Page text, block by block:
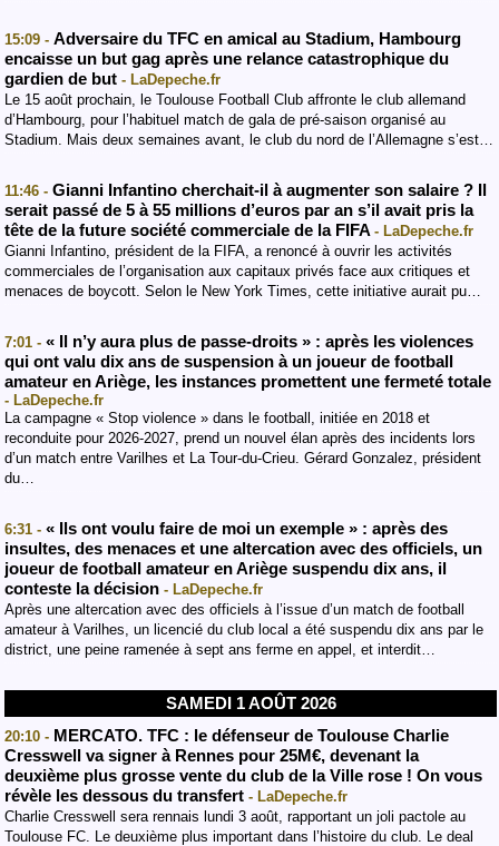
15:09 - Adversaire du TFC en amical au Stadium, Hambourg
encaisse un but gag après une relance catastrophique du
gardien de but - LaDepeche.fr
Le 15 août prochain, le Toulouse Football Club affronte le club allemand
d’Hambourg, pour l’habituel match de gala de pré-saison organisé au
Stadium. Mais deux semaines avant, le club du nord de l’Allemagne s’est…
11:46 - Gianni Infantino cherchait-il à augmenter son salaire ? Il
serait passé de 5 à 55 millions d’euros par an s’il avait pris la
tête de la future société commerciale de la FIFA - LaDepeche.fr
Gianni Infantino, président de la FIFA, a renoncé à ouvrir les activités
commerciales de l’organisation aux capitaux privés face aux critiques et
menaces de boycott. Selon le New York Times, cette initiative aurait pu…
7:01 - « Il n’y aura plus de passe-droits » : après les violences
qui ont valu dix ans de suspension à un joueur de football
amateur en Ariège, les instances promettent une fermeté totale
- LaDepeche.fr
La campagne « Stop violence » dans le football, initiée en 2018 et
reconduite pour 2026-2027, prend un nouvel élan après des incidents lors
d’un match entre Varilhes et La Tour-du-Crieu. Gérard Gonzalez, président
du…
6:31 - « Ils ont voulu faire de moi un exemple » : après des
insultes, des menaces et une altercation avec des officiels, un
joueur de football amateur en Ariège suspendu dix ans, il
conteste la décision - LaDepeche.fr
Après une altercation avec des officiels à l’issue d’un match de football
amateur à Varilhes, un licencié du club local a été suspendu dix ans par le
district, une peine ramenée à sept ans ferme en appel, et interdit…
SAMEDI 1 AOÛT 2026
20:10 - MERCATO. TFC : le défenseur de Toulouse Charlie
Cresswell va signer à Rennes pour 25M€, devenant la
deuxième plus grosse vente du club de la Ville rose ! On vous
révèle les dessous du transfert - LaDepeche.fr
Charlie Cresswell sera rennais lundi 3 août, rapportant un joli pactole au
Toulouse FC. Le deuxième plus important dans l’histoire du club. Le deal